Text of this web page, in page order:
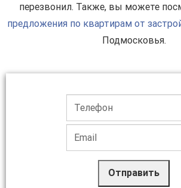
перезвонил. Также, вы можете
предложения по квартирам от
Подмосковья.
Отправить